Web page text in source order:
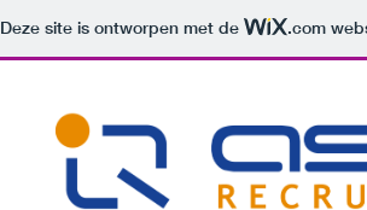
Deze site is ontworpen met de .com